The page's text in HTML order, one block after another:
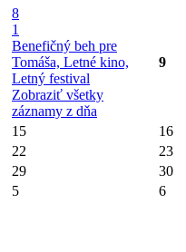
8
1
Benefičný beh pre
Tomáša, Letné kino,
Letný festival
Zobraziť všetky
záznamy z dňa
9
15
16
22
23
29
30
5 6